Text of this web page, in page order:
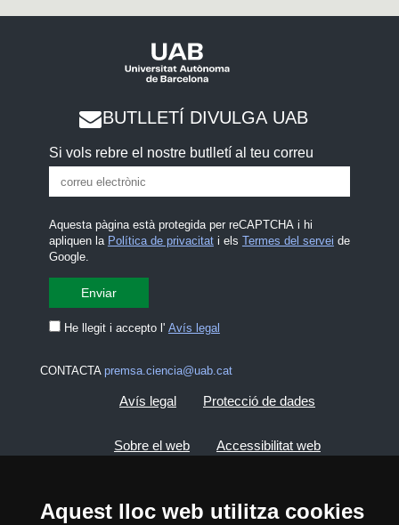
Aquest lloc web utilitza cookies
BUTLLETÍ DIVULGA UAB
Si vols rebre el nostre butlletí al teu correu
Aquesta pàgina està protegida per reCAPTCHA i hi
apliquen la Política de privacitati els Termes del servei de
Google.
He llegit i accepto l' Avís legal
CONTACTA premsa.ciencia@uab.cat
Avís legal Protecció de dades
Sobre el web Accessibilitat web